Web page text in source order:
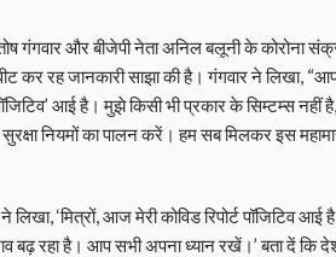
गंगवार और बीजेपी नेता अनिल बलूनी के कोरोना
कर रह जानकारी साझा की है। गंगवार ने लिखा,
पॉजिटिव’ आई है। मुझे किसी भी प्रकार के सिम्टम्स
नियमों का पालन करें। हम सब मिलकर इस
लिखा, ‘मित्रों, आज मेरी कोविड रिपोर्ट पॉजिटिव
बढ़ रहा है। आप सभी अपना ध्यान रखें।’ बता दें कि